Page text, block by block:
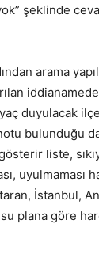
şeklinde
arama
duyulacak
bulunduğu
liste,
uyulmaması
İstanbul,
plana göre